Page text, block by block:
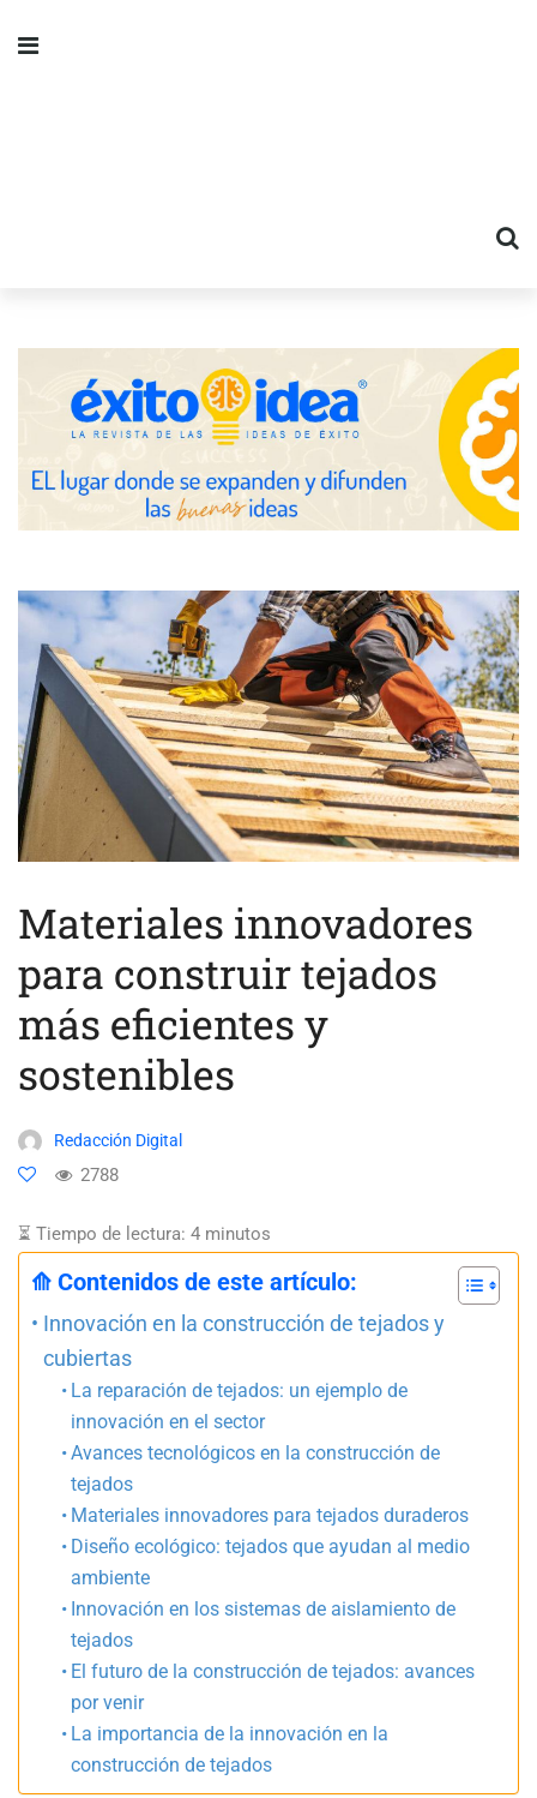
Materiales innovadores
para construir tejados
más eficientes y
sostenibles
Redacción Digital
2788
⏳ Tiempo de lectura: 4 minutos
⟰ Contenidos de este artículo:
Innovación en la construcción de tejados y
cubiertas
La reparación de tejados: un ejemplo de
innovación en el sector
Avances tecnológicos en la construcción de
tejados
Materiales innovadores para tejados duraderos
Diseño ecológico: tejados que ayudan al medio
ambiente
Innovación en los sistemas de aislamiento de
tejados
El futuro de la construcción de tejados: avances
por venir
La importancia de la innovación en la
construcción de tejados